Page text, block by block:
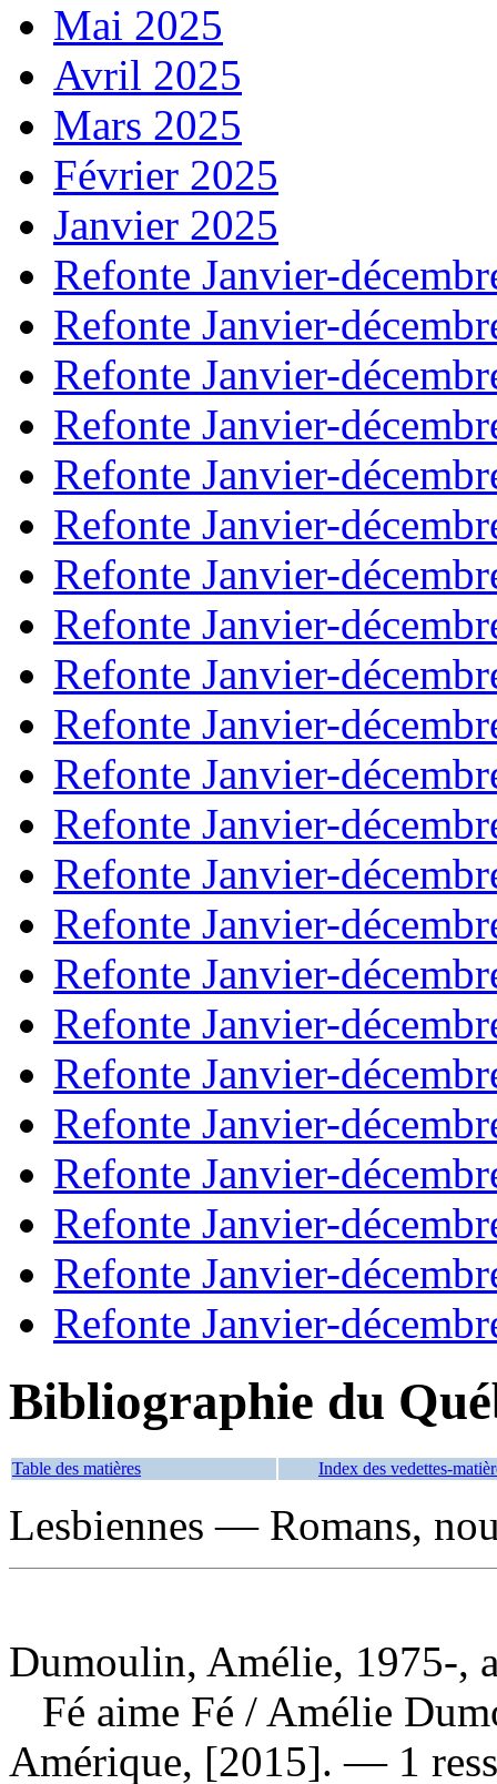
Mai 2025
Avril 2025
Mars 2025
Février 2025
Janvier 2025
Refonte Janvier-
Refonte Janvier-
Refonte Janvier-
Refonte Janvier-
Refonte Janvier-
Refonte Janvier-
Refonte Janvier-
Refonte Janvier-
Refonte Janvier-
Refonte Janvier-
Refonte Janvier-
Refonte Janvier-
Refonte Janvier-
Refonte Janvier-
Refonte Janvier-
Refonte Janvier-
Refonte Janvier-
Refonte Janvier-
Refonte Janvier-
Refonte Janvier-
Refonte Janvier-
Refonte Janvier-
Bibliographie du
Table des matières Index des vedettes-
Lesbiennes — Romans,
Dumoulin, Amélie, 1975-,
Fé aime Fé / Amélie
Amérique, [2015]. — 1